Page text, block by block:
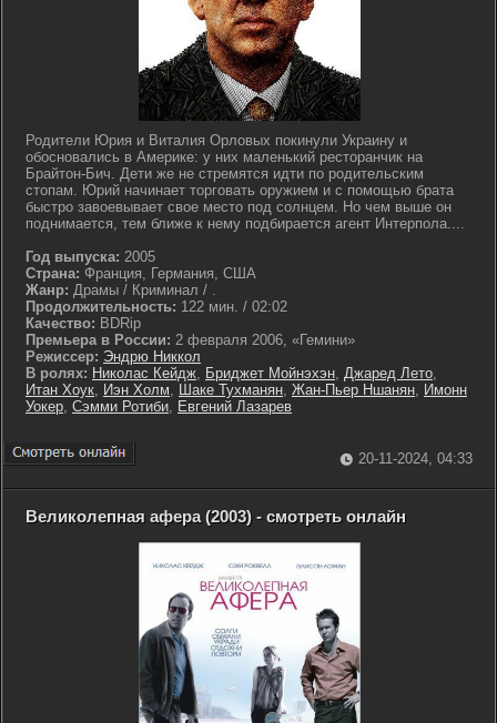
Родители Юрия и Виталия Орловых покинули Украину и
обосновались в Америке: у них маленький ресторанчик на
Брайтон-Бич. Дети же не стремятся идти по родительским
стопам. Юрий начинает торговать оружием и с помощью брата
быстро завоевывает свое место под солнцем. Но чем выше он
поднимается, тем ближе к нему подбирается агент Интерпола....
Год выпуска: 2005
Страна: Франция, Германия, США
Жанр: Драмы / Криминал / .
Продолжительность: 122 мин. / 02:02
Качество: BDRip
Премьера в России: 2 февраля 2006, «Гемини»
Режиссер: Эндрю Никкол
В ролях: Николас Кейдж, Бриджет Мойнэхэн, Джаред Лето,
Итан Хоук, Иэн Холм, Шаке Тухманян, Жан-Пьер Ншанян, Имонн
Уокер, Сэмми Ротиби, Евгений Лазарев
20-11-2024, 04:33
Великолепная афера (2003) - смотреть онлайн